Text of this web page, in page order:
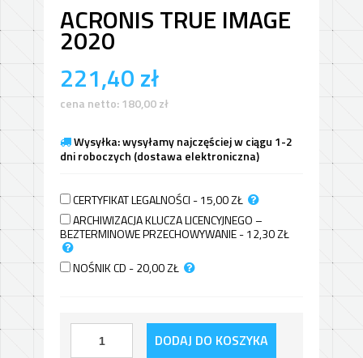
ACRONIS TRUE IMAGE
2020
221,40zł
cena netto:180,00zł
Wysyłka: wysyłamy najczęściej w ciągu 1-2
dni roboczych (dostawa elektroniczna)
CERTYFIKAT LEGALNOŚCI - 15,00ZŁ
ARCHIWIZACJA KLUCZA LICENCYJNEGO –
BEZTERMINOWE PRZECHOWYWANIE - 12,30ZŁ
NOŚNIK CD - 20,00ZŁ
DODAJ DO KOSZYKA